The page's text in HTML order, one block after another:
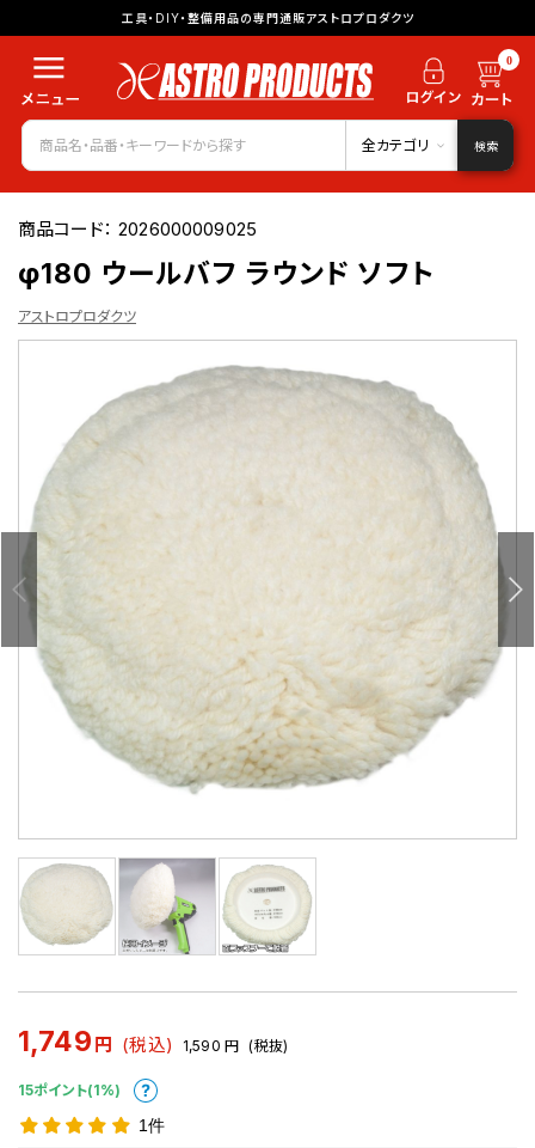
工具・DIY・整備用品の専門通販アストロプロダクツ
0
全カテゴリ 検索
商品コード：2026000009025
φ180 ウールバフ ラウンド ソフト
アストロプロダクツ
1,749 円 (税込) 1,590 円 (税抜)
15ポイント(1%)
1件